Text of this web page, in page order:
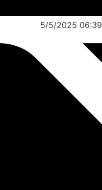
5/5/2025 06:39